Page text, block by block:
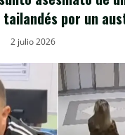
por un
2 julio 2026